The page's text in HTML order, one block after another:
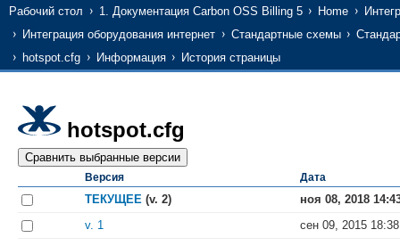
Рабочий стол 1. Документация Carbon OSS Billing 5 Home
Интеграция оборудования интернет
Стандартные схемы
hotspot.cfg
Информация История страницы
hotspot.cfg
Версия Дата
ТЕКУЩЕЕ (v. 2)
ноя 08, 2018
v. 1
сен 09, 2015 18:38